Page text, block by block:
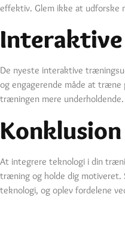
effektiv. Glem ikke at udforske
De nyeste interaktive
og engagerende måde at
træningen mere underholdende.
Konklusion
At integrere teknologi i din
træning og holde dig motiveret.
teknologi, og oplev fordelene